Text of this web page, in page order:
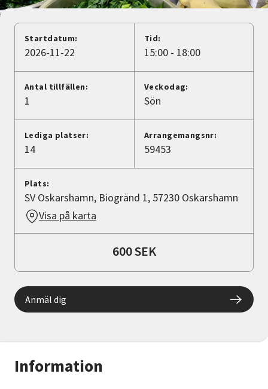
Nyheter
Avdelningar
Lyssna
Information
Startdatum:
2026-11-22
Tid:
15:00 - 18:00
Antal tillfällen:
1
Veckodag:
Sön
Lediga platser:
14
Arrangemangsnr:
59453
Plats:
SV Oskarshamn, Biogränd 1, 57230 Oskarshamn
Visa på karta
600 SEK
Anmäl dig